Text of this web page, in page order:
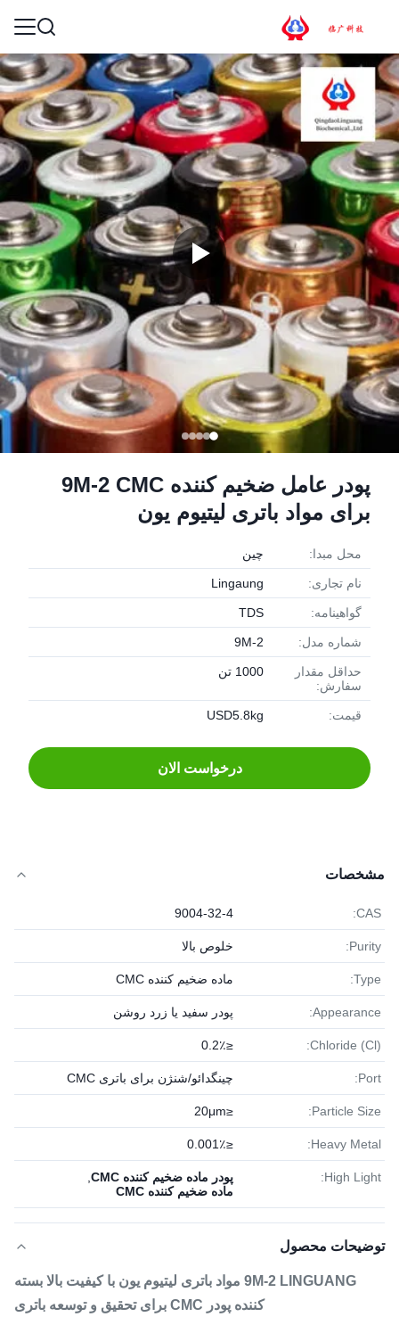
پودر عامل ضخیم کننده 9M-2 CMC
برای مواد باتری لیتیوم یون
محل مبدا: چین
نام تجاری: Lingaung
گواهینامه: TDS
شماره مدل: 9M-2
حداقل مقدار
سفارش:
1000 تن
قیمت: USD5.8kg
درخواست الان
مشخصات
CAS:
9004-32-4
Purity: خلوص بالا
Type: ماده ضخیم کننده CMC
Appearance: پودر سفید یا زرد روشن
Chloride (Cl): ≤0.2٪
Port: چینگدائو/شنژن برای باتری CMC
Particle Size:
≤20μm
Heavy Metal: ≤0.001٪
High Light: پودر ماده ضخیم کننده CMC
ماده ضخیم کننده CMC
توضیحات محصول
9M-2 LINGUANG مواد باتری لیتیوم یون با کیفیت بالا بسته
کننده پودر CMC برای تحقیق و توسعه باتری